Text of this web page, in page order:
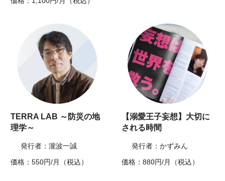
TERRA LAB ～防災の地
理学～
発行者：瀧波一誠
価格：550円/月（税込）
【溺愛王子妄想】大切に
される時間
発行者：かずみん
価格：880円/月（税込）